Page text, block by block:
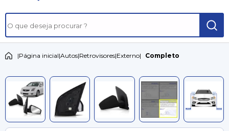
|Página inicial|Autos|Retrovisores|Externo| Completo